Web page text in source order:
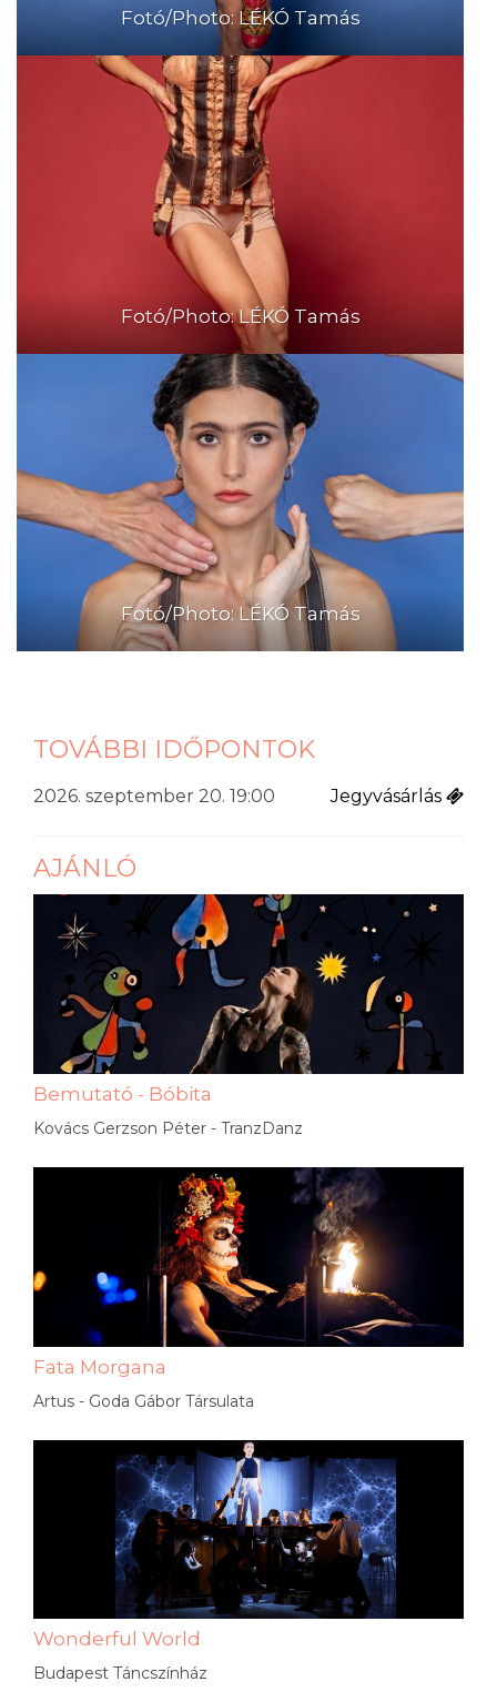
Fotó/Photo: LÉKÓ Tamás
Fotó/Photo: LÉKÓ Tamás
Fotó/Photo: LÉKÓ Tamás
TOVÁBBI IDŐPONTOK
2026. szeptember 20. 19:00 Jegyvásárlás
AJÁNLÓ
Bemutató - Bóbita
Kovács Gerzson Péter - TranzDanz
Fata Morgana
Artus - Goda Gábor Társulata
Wonderful World
Budapest Táncszínház